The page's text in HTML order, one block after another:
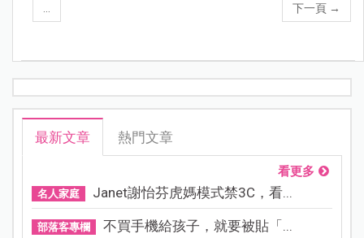
下一頁 →
最新文章 熱門文章
看更多
名人家庭 Janet謝怡芬虎媽模式禁3C，看...
部落客專欄 不買手機給孩子，就要被貼「...